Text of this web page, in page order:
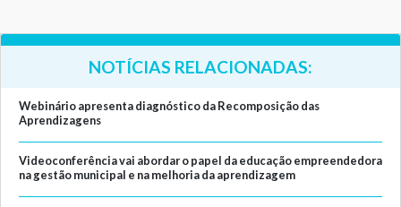
NOTÍCIAS RELACIONADAS:
Webinário apresenta diagnóstico da Recomposição das
Aprendizagens
Videoconferência vai abordar o papel da educação empreendedora
na gestão municipal e na melhoria da aprendizagem